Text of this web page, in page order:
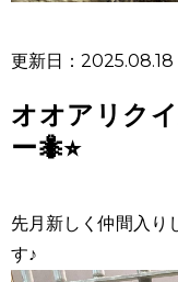
更新日：2025.08.18
オオアリク
ー🐜⭐︎
先月新しく仲間入り
す♪